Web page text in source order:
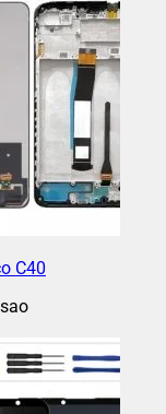
C40